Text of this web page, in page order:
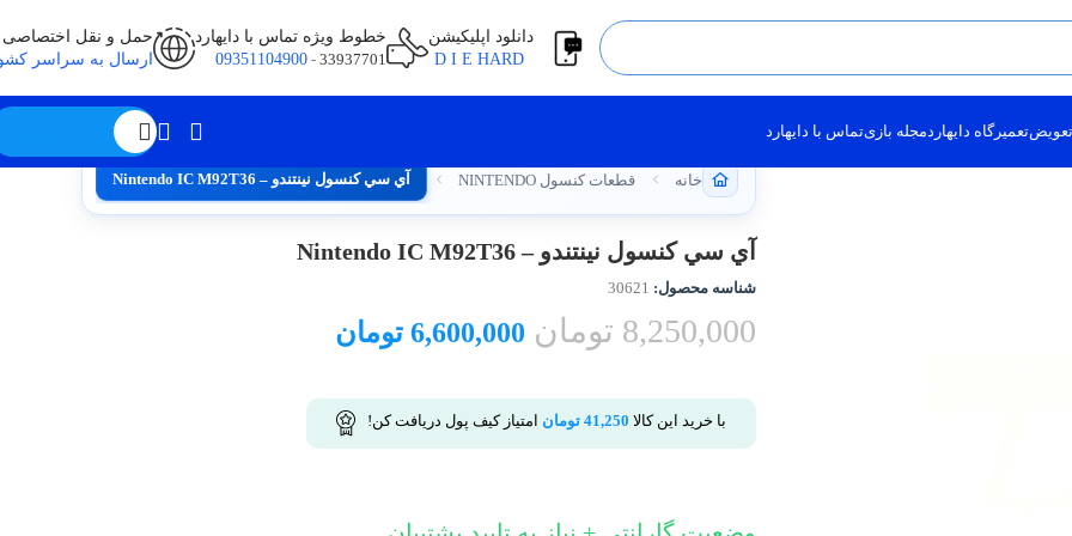
دانلود اپلیکیشن
خطوط ویژه تماس با دایهارد
33937701
-
09351104900
حمل و نقل اختصاصی
ارسال به سراسر
تعمیرگاه دایهاردمجله بازیتماس با دایهارد
خانه قطعات کنسول NINTENDO آي سي کنسول نینتندو – Nintendo IC M92T36
آي سي کنسول نینتندو – Nintendo IC M92T36
شناسه محصول: 30621
8,250,000 تومان 6,600,000 تومان
با خرید این کالا 41,250 تومان امتیاز کیف پول دریافت کن!